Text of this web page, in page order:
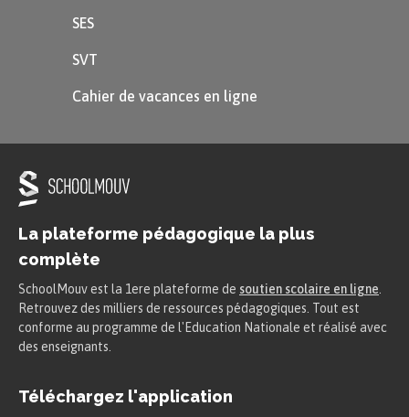
SES
SVT
Cahier de vacances en ligne
La plateforme pédagogique la plus
complète
SchoolMouv est la 1ere plateforme de soutien scolaire en ligne
Retrouvez des milliers de ressources pédagogiques. Tout est
conforme au programme de l'Education Nationale et réalisé avec
des enseignants.
Téléchargez l'application